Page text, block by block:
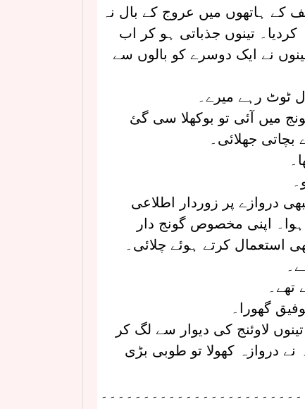
کے ہاتھوں میں عروج کے بال نہ
تینوں جذباتی ہو کر اب
نے ایک دوسرے کو بالوں سے
ٹوٹ رہے میرے۔
میں آئی تو بوکھلا سی گئ
جھلائی۔
دروازے پر زوردار اطلاعی
اپنی مخصوص گونج دار
استعمال کرتے ہوئے چلائی۔
گھورا۔
لاوئنج کی دیوار سے لگ کر
دروازہ کھولا تو طوبی بڑی